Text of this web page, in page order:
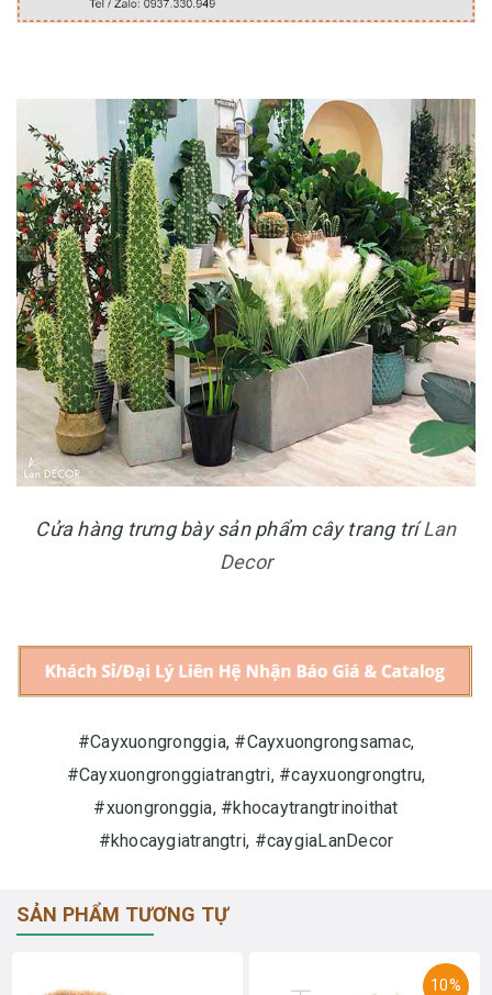
Cửa hàng trưng bày sản phẩm cây trang tríLan
Decor
#Cayxuongronggia, #Cayxuongrongsamac,
#Cayxuongronggiatrangtri, #cayxuongrongtru,
#xuongronggia, #khocaytrangtrinoithat
#khocaygiatrangtri, #caygiaLanDecor
SẢN PHẨM TƯƠNG TỰ
10%